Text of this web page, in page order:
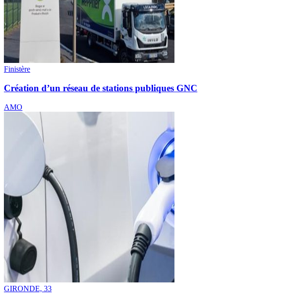
Finistère
Création d’un réseau de stations publiques GNC
AMO
GIRONDE, 33